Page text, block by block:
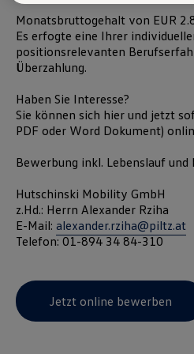
Monatsbruttogehalt von EUR
Es erfogte eine Ihrer
positionsrelevanten
Überzahlung.
Haben Sie Interesse?
Sie können sich hier und jetzt
PDF oder Word Dokument)
Bewerbung inkl. Lebenslauf und
Hutschinski Mobility GmbH
z.Hd.: Herrn Alexander Rziha
E-Mail: alexander.rziha@piltz.at
Telefon: 01-894 34 84-310
Jetzt online bewerben
Sie in der Cookie-Richtlinie oder in
finden die Cookie-Einstellungen am
Hinweis zu Cookies für
verwendet um personalisierte Werbung
einen von uns personalisierten Link auf
können Ihre erzeugten Daten, sofern
Händler bzw. im Falle eines Porsche
GmbH & Co KG, eingesehen werden.
VW Cookie-Richtlinien